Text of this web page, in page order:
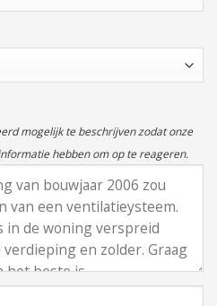
mogelijk te beschrijven zodat onze
hebben om op te reageren.